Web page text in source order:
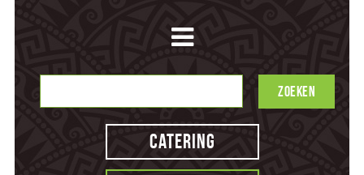
Catering